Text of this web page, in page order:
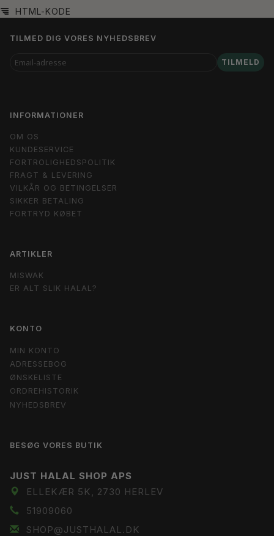
HTML-KODE
TILMED DIG VORES NYHEDSBREV
EMAIL-
ADRESSE
TILMELD
INFORMATIONER
OM OS
KUNDESERVICE
FORTROLIGHEDSPOLITIK
FRAGT & LEVERING
VILKÅR OG BETINGELSER
SIKKER BETALING
FORTRYD KØBET
ARTIKLER
MISWAK
ER ALT SLIK HALAL?
KONTO
MIN KONTO
ADRESSEBOG
ØNSKELISTE
ORDREHISTORIK
NYHEDSBREV
BESØG VORES BUTIK
JUST HALAL SHOP APS
ELLEKÆR 5K, 2730 HERLEV
51909060
SHOP@JUSTHALAL.DK